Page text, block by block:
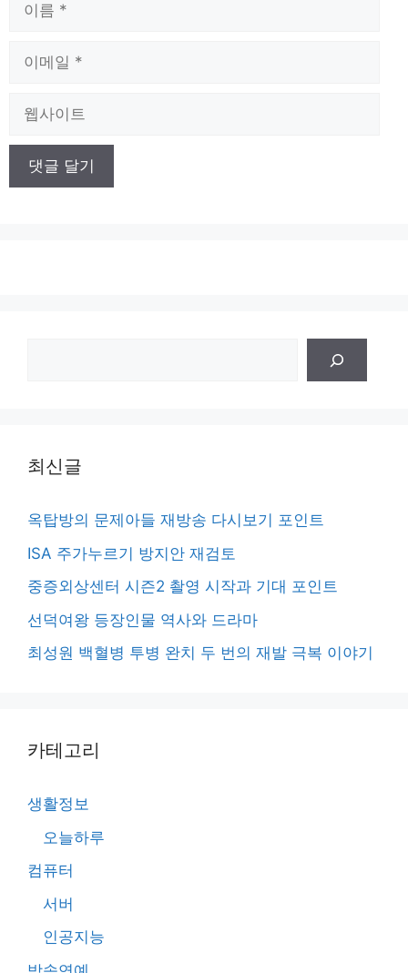
최신글
옥탑방의 문제아들 재방송 다시보기 포인트
ISA 주가누르기 방지안 재검토
중증외상센터 시즌2 촬영 시작과 기대 포인트
선덕여왕 등장인물 역사와 드라마
최성원 백혈병 투병 완치 두 번의 재발 극복 이야기
카테고리
생활정보
오늘하루
컴퓨터
서버
인공지능